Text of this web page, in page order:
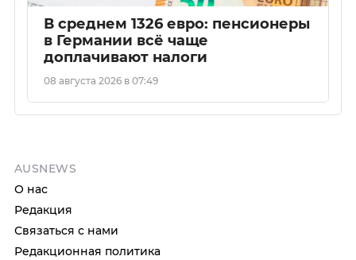
В среднем 1326 евро: пенсионеры
в Германии всё чаще
доплачивают налоги
08 августа 2026 в 07:49
AUSNEWS
О нас
Редакция
Связаться с нами
Редакционная политика